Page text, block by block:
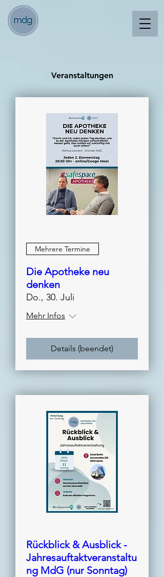
Veranstaltungen
Mehrere Termine
Die Apotheke neu
denken
Do., 30. Juli
Mehr Infos
Details (beendet)
Rückblick & Ausblick -
Jahresauftaktveranstaltu
ng MdG (nur Sonntag)